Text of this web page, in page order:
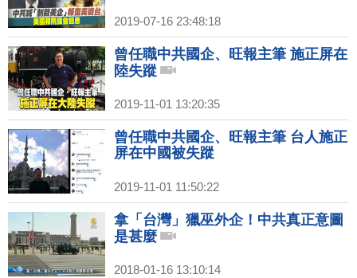
2019-07-16 23:48:18
曾任職中共國企、旺報主筆 施正屏在
陸失蹤
2019-11-01 13:20:35
曾任職中共國企、旺報主筆 台人施正
屏在中國被失蹤
2019-11-01 11:50:22
拿「台灣」獵巫外企！中共真正意圖
是甚麼
2018-01-16 13:10:14